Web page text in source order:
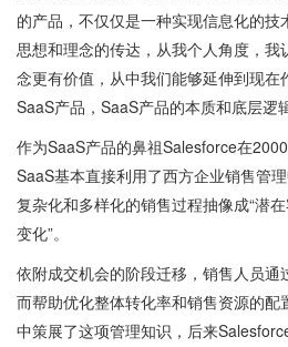
的产品，不仅仅是一种实现信息化的
思想和理念的传达，从我个人角度，我
念更有价值，从中我们能够延伸到现在
SaaS产品，SaaS产品的本质和底层逻
作为SaaS产品的鼻祖Salesforce在
SaaS基本直接利用了西方企业销售管
复杂化和多样化的销售过程抽像成“潜
变化”。
依附成交机会的阶段迁移，销售人员通
而帮助优化整体转化率和销售资源的
中策展了这项管理知识，后来